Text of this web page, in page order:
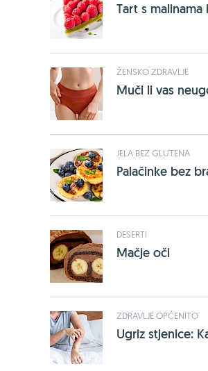
Tart s
ŽENSKO ZDRAVLJE
Muči li vas
JELA BEZ GLUTENA
Palačinke bez
DESERTI
Mačje oči
ZDRAVLJE OPĆENITO
Ugriz stjenice: